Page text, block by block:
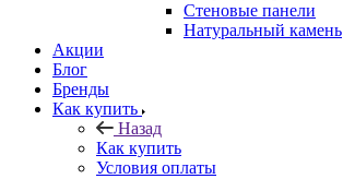
Стеновые панели
Натуральный камень
Акции
Блог
Бренды
Как купить
Назад
Как купить
Условия оплаты